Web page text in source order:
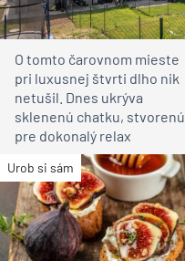
O tomto čarovnom mieste
pri luxusnej štvrti dlho nik
netušil. Dnes ukrýva
sklenenú chatku, stvorenú
pre dokonalý relax
Urob si sám